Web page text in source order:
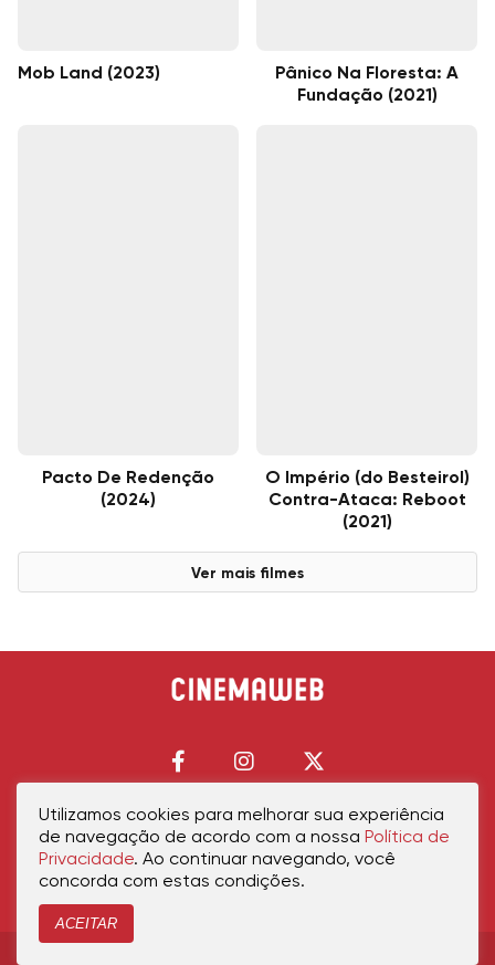
Mob Land (2023)
Pânico Na Floresta: A
Fundação (2021)
Pacto De Redenção
(2024)
O Império (do Besteirol)
Contra-Ataca: Reboot
(2021)
Ver mais filmes
Início Política de Privacidade Política de Cookies Contato
Utilizamos cookies para melhorar sua experiência
de navegação de acordo com a nossa Política de
Privacidade. Ao continuar navegando, você
concorda com estas condições.
ACEITAR